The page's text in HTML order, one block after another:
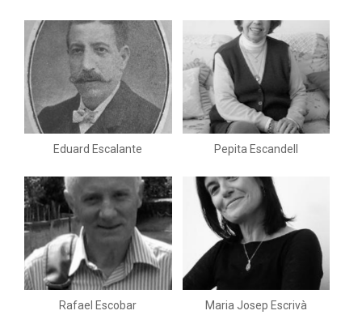
Eduard Escalante Pepita Escandell
Rafael Escobar Maria Josep Escrivà